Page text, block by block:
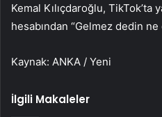
Kemal Kılıçdaroğlu, TikTok’ta
hesabından “Gelmez dedin
Kaynak: ANKA / Yeni
İlgili Makaleler